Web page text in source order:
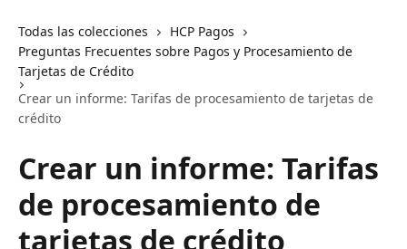
Todas las colecciones
HCP Pagos
Preguntas Frecuentes sobre Pagos y Procesamiento de
Tarjetas de Crédito
Crear un informe: Tarifas de procesamiento de tarjetas de
crédito
Crear un informe: Tarifas
de procesamiento de
tarjetas de crédito